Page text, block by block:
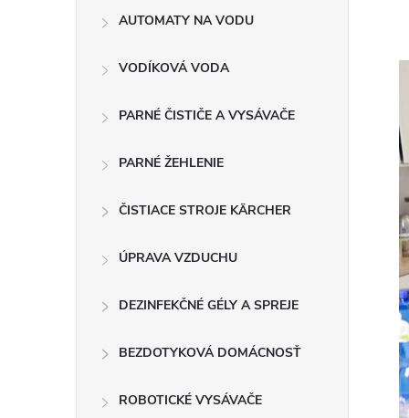
AUTOMATY NA VODU
VODÍKOVÁ VODA
PARNÉ ČISTIČE A VYSÁVAČE
PARNÉ ŽEHLENIE
ČISTIACE STROJE KÄRCHER
ÚPRAVA VZDUCHU
DEZINFEKČNÉ GÉLY A SPREJE
BEZDOTYKOVÁ DOMÁCNOSŤ
ROBOTICKÉ VYSÁVAČE